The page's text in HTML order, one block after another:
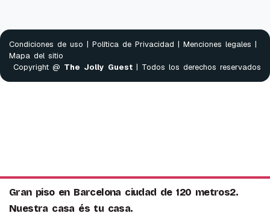
Gran piso en Barcelona ciudad de 120 metros2.
Nuestra casa és tu casa.
Condiciones de uso | Política de Privacidad | Menciones legales |
Mapa del sitio
Copyright @ The Jolly Guest | Todos los derechos reservados